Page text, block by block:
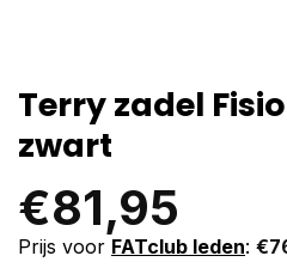
Terry zadel
zwart
€81,95
Prijs voor FATclub leden: €